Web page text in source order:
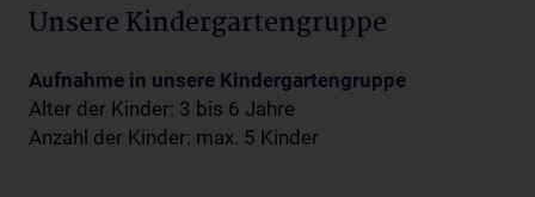
Unsere Kindergartengruppe
Aufnahme in unsere Kindergartengruppe
Alter der Kinder: 3 bis 6 Jahre
Anzahl der Kinder: max. 5 Kinder